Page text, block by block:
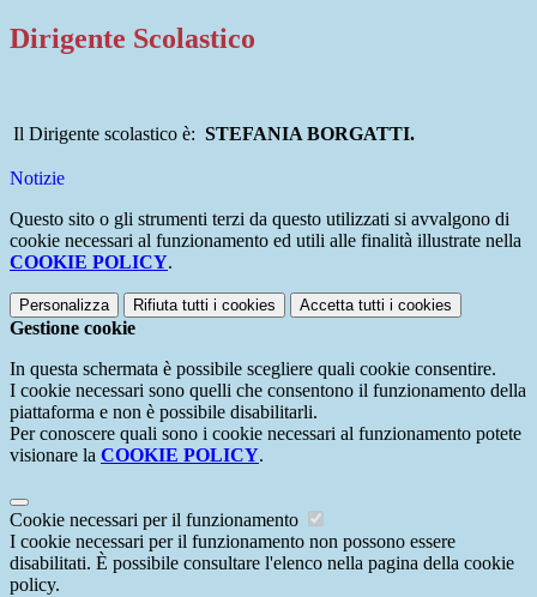
Dirigente Scolastico
Il Dirigente scolastico è: STEFANIA BORGATTI.
Notizie
Questo sito o gli strumenti terzi da questo utilizzati si avvalgono di
cookie necessari al funzionamento ed utili alle finalità illustrate nella
COOKIE POLICY.
Personalizza Rifiuta tutti i cookies Accetta tutti i cookies
Gestione cookie
In questa schermata è possibile scegliere quali cookie consentire.
I cookie necessari sono quelli che consentono il funzionamento della
piattaforma e non è possibile disabilitarli.
Per conoscere quali sono i cookie necessari al funzionamento potete
visionare la COOKIE POLICY.
Cookie necessari per il funzionamento
I cookie necessari per il funzionamento non possono essere
disabilitati. È possibile consultare l'elenco nella pagina della cookie
policy.